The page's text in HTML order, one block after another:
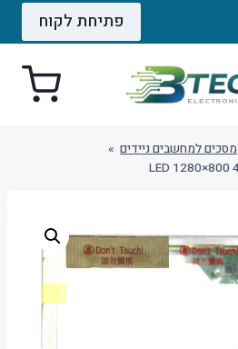
פתיחת לקוח
מסכים למחשבים ניידים »